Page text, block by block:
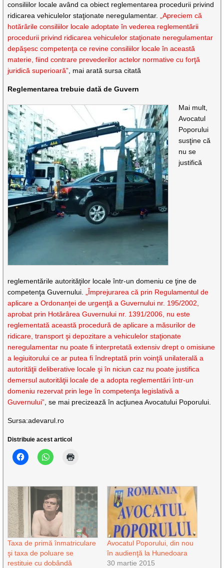
consiliilor locale având ca obiect reglementarea procedurii privind
ridicarea vehiculelor staţionate neregulamentar.
„Apreciem că
hotărârile consiliilor locale adoptate în vederea reglementării
procedurii privind ridicarea vehiculelor staţionate neregulamentar
depăşesc competenţa ce revine consiliilor locale în această
materie, fiind contrare prevederilor actelor normative cu forţă
juridică superioară” , mai arată sursa citată
Reglementarea trebuie dată de Guvern
Mai mult,
Avocatul
Poporului
susţine că
nu se
justifică
reglementările autorităţilor locale într-un domeniu ce ţine de
competenţa Guvernului.
„Împrejurarea că prin Regulamentul de
aplicare a Ordonanţei de urgenţă a Guvernului nr. 195/2002,
aprobat prin Hotărârea Guvernului nr. 1391/2006, nu este
reglementată această procedură de aplicare a măsurilor de
ridicare, transport şi depozitare a vehiculelor staţionate
neregulamentar nu poate fi interpretată extensiv drept o omisiune
a legiuitorului ce ar putea fi îndreptată prin voinţă unilaterală a
autorităţii deliberative locale şi în niciun caz nu poate justifica
demersul autorităţii locale de a adopta reglementări într-un
domeniu rezervat prin lege în competenţa legislativă a
Guvernului” , se mai precizează în acţiunea Avocatului Poporului.
Sursa:adevarul.ro
Distribuie acest articol
Taxa de primă înmatriculare
şi taxa de poluare se
restituie cu dobândă
Avocatul Poporului, din nou
în audienţă la Hunedoara
30 martie 2015